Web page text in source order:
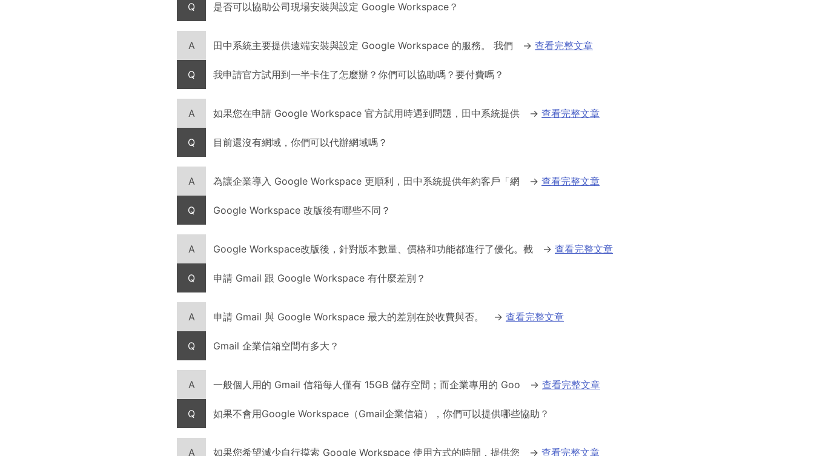
Q 是否可以協助公司現場安裝與設定 Google Workspace？
A 田中系統主要提供遠端安裝與設定 Google Workspace 的服務。 我們 → 查看完整文章
Q 我申請官方試用到一半卡住了怎麼辦？你們可以協助嗎？要付費嗎？
A 如果您在申請 Google Workspace 官方試用時遇到問題，田中系統提供 → 查看完整文章
Q 目前還沒有網域，你們可以代辦網域嗎？
A 為讓企業導入 Google Workspace 更順利，田中系統提供年約客戶「網 → 查看完整文章
Q Google Workspace 改版後有哪些不同？
A Google Workspace改版後，針對版本數量、價格和功能都進行了優化。截 → 查看完整文章
Q 申請 Gmail 跟 Google Workspace 有什麼差別？
A 申請 Gmail 與 Google Workspace 最大的差別在於收費與否。 → 查看完整文章
Q Gmail 企業信箱空間有多大？
A 一般個人用的 Gmail 信箱每人僅有 15GB 儲存空間；而企業專用的 Goo → 查看完整文章
Q 如果不會用Google Workspace（Gmail企業信箱），你們可以提供哪些協助？
A 如果您希望減少自行摸索 Google Workspace 使用方式的時間，提供您 → 查看完整文章